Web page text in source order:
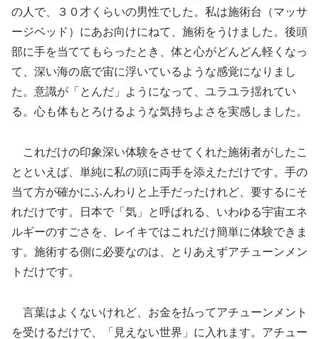
の人で、３０才くらいの男性でした。私は施術台（マッサ
ージベッド）にあお向けにねて、施術をうけました。後頭
部に手を当ててもらったとき、体と心がどんどん軽くなっ
て、深い海の底で宙に浮いているような感覚になりまし
た。意識が「とんだ」ようになって、ユラユラ揺れてい
る。心も体もとろけるような気持ちよさを実感しました。
これだけの印象深い体験をさせてくれた施術者がしたこ
とといえば、単純に私の頭に両手を添えただけです。手の
当て方が確かにふんわりと上手だったけれど、要するにそ
れだけです。日本で「気」と呼ばれる、いわゆる宇宙エネ
ルギーのすごさを、レイキではこれだけ簡単に体験できま
す。施術する側に必要なのは、とりあえずアチューンメン
トだけです。
言葉はよくないけれど、お金を払ってアチューンメント
を受けるだけで、「見えない世界」に入れます。アチュー